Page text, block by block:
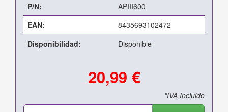
P/N:
APIII600
EAN:
8435693102472
Disponibilidad:
Disponible
20,99 €
*IVA Incluido